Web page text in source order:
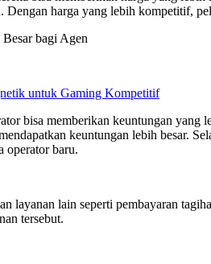
harga yang lebih kompetitif,
bagi Agen
untuk Gaming Kompetitif
bisa memberikan keuntungan
keuntungan lebih besar.
operator baru.
layanan lain seperti pembayaran
tersebut.